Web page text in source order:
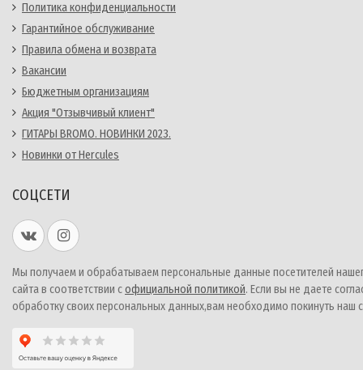
Политика конфиденциальности
Гарантийное обслуживание
Правила обмена и возврата
Вакансии
Бюджетным организациям
Акция "Отзывчивый клиент"
ГИТАРЫ BROMO. НОВИНКИ 2023.
Новинки от Hercules
СОЦСЕТИ
Мы получаем и обрабатываем персональные данные посетителей
сайта в соответствии софициальной политикой. Если вы не даете
обработку своих персональных данных,вам необходимо покинуть наш